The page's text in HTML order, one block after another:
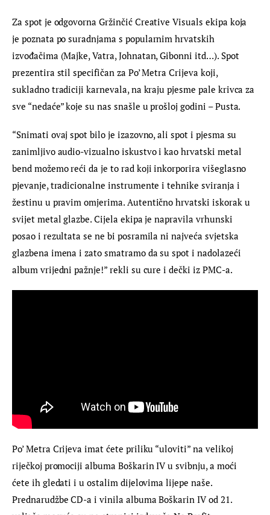
Za spot je odgovorna Gržinčić Creative Visuals ekipa koja
je poznata po suradnjama s popularnim hrvatskih
izvođačima (Majke, Vatra, Johnatan, Gibonni itd…). Spot
prezentira stil specifičan za Po’ Metra Crijeva koji,
sukladno tradiciji karnevala, na kraju pjesme pale krivca za
sve “nedaće” koje su nas snašle u prošloj godini – Pusta.
“Snimati ovaj spot bilo je izazovno, ali spot i pjesma su
zanimljivo audio-vizualno iskustvo i kao hrvatski metal
bend možemo reći da je to rad koji inkorporira višeglasno
pjevanje, tradicionalne instrumente i tehnike sviranja i
žestinu u pravim omjerima. Autentično hrvatski iskorak u
svijet metal glazbe. Cijela ekipa je napravila vrhunski
posao i rezultata se ne bi posramila ni najveća svjetska
glazbena imena i zato smatramo da su spot i nadolazeći
album vrijedni pažnje!” rekli su cure i dečki iz PMC-a.
Po’ Metra Crijeva imat ćete priliku “uloviti” na velikoj
riječkoj promociji albuma Boškarin IV u svibnju, a moći
ćete ih gledati i u ostalim dijelovima lijepe naše.
Prednarudžbe CD-a i vinila albuma Boškarin IV od 21.